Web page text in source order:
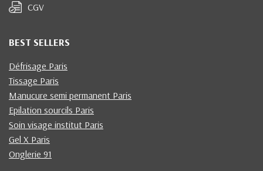
CGV
BEST SELLERS
Défrisage Paris
Tissage Paris
Manucure semi permanent Paris
Epilation sourcils Paris
Soin visage institut Paris
Gel X Paris
Onglerie 91